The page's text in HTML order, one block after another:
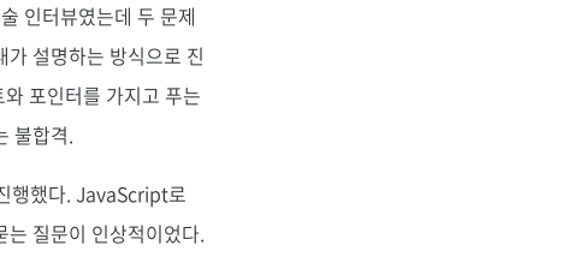
인터뷰였는데 두 문제
설명하는 방식으로 진
포인터를 가지고 푸는
불합격.
행했다. JavaScript로
질문이 인상적이었다.